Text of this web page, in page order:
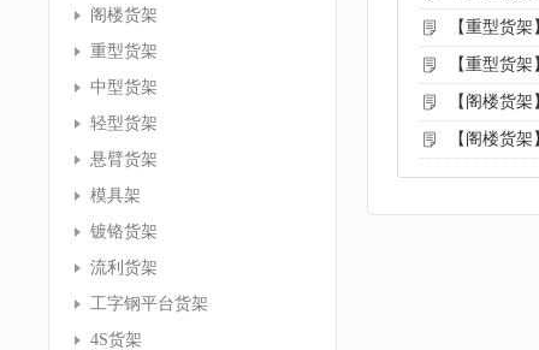
阁楼货架
重型货架
中型货架
轻型货架
悬臂货架
模具架
镀铬货架
流利货架
工字钢平台货架
4S货架
【重型货
【重型货
【阁楼货
【阁楼货